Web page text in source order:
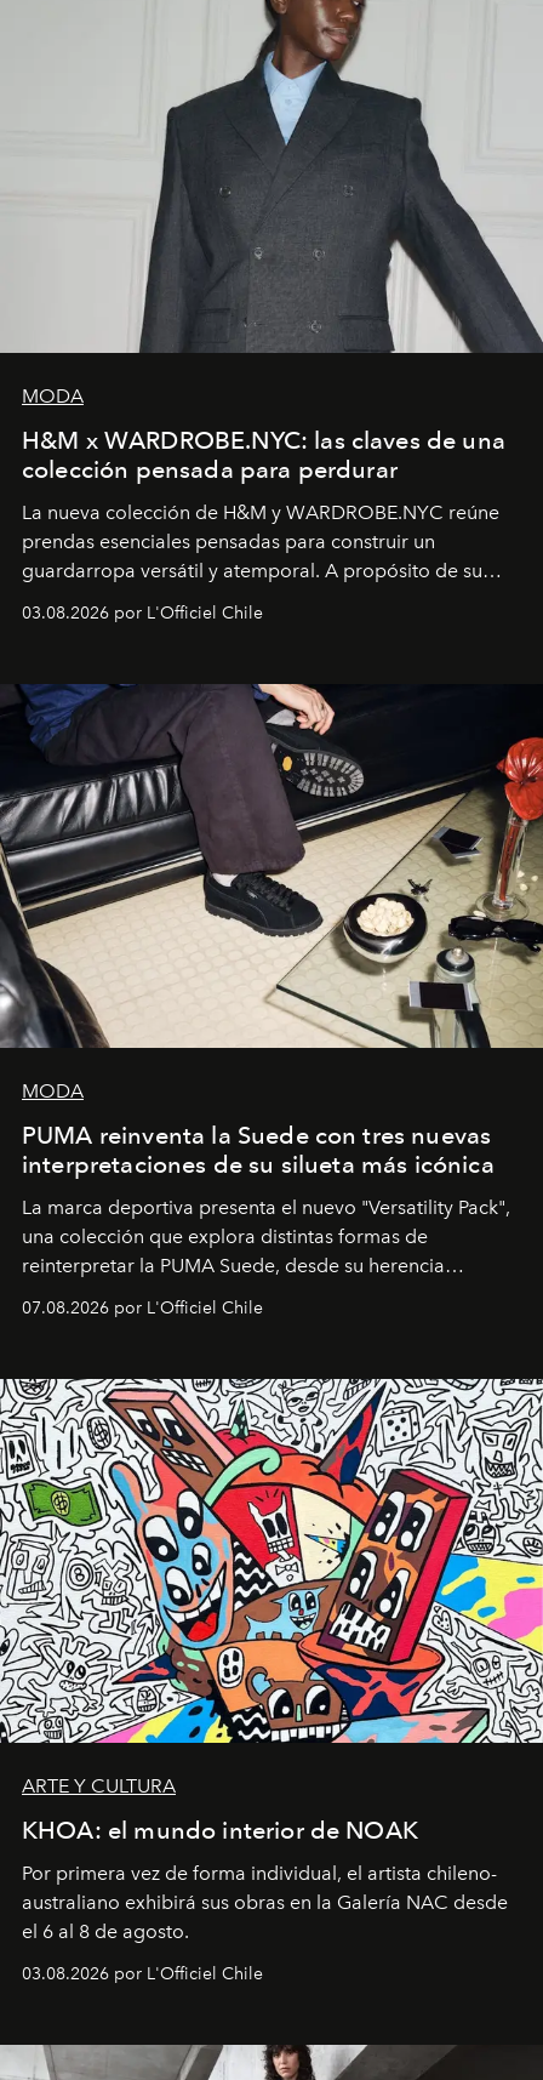
MODA
H&M x WARDROBE.NYC: las claves de una
colección pensada para perdurar
La nueva colección de H&M y WARDROBE.NYC reúne
prendas esenciales pensadas para construir un
guardarropa versátil y atemporal. A propósito de su
la asesora creativa y jefa de diseño global de la marca
y la filosofía detrás de la propuesta.
03.08.2026 por L'Officiel Chile
MODA
PUMA reinventa la Suede con tres nuevas
interpretaciones de su silueta más icónica
La marca deportiva presenta el nuevo "Versatility Pack",
una colección que explora distintas formas de
reinterpretar la PUMA Suede, desde su herencia
diseño y el universo outdoor.
07.08.2026 por L'Officiel Chile
ARTE Y CULTURA
KHOA: el mundo interior de NOAK
Por primera vez de forma individual, el artista chileno-
australiano exhibirá sus obras en la Galería NAC desde
el 6 al 8 de agosto.
03.08.2026 por L'Officiel Chile